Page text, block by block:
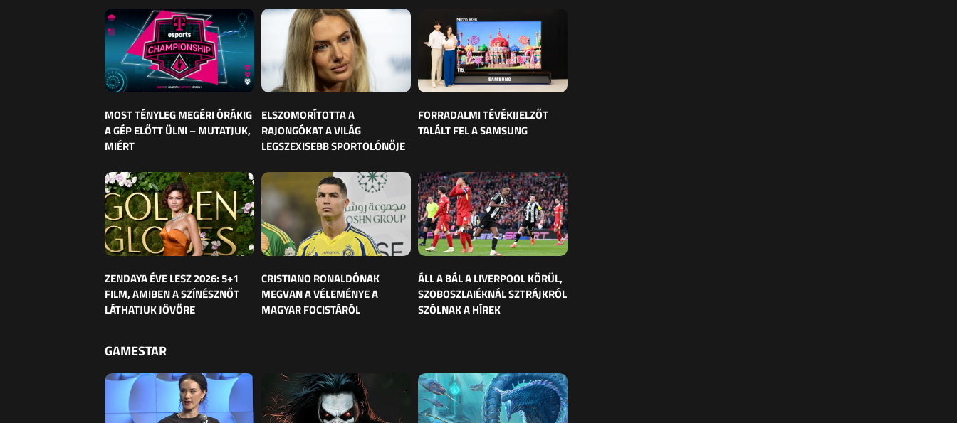
MOST TÉNYLEG MEGÉRI ÓRÁKIG
A GÉP ELŐTT ÜLNI – MUTATJUK,
MIÉRT
ELSZOMORÍTOTTA A
RAJONGÓKAT A VILÁG
LEGSZEXISEBB SPORTOLÓNŐJE
FORRADALMI TÉVÉKIJELZŐT
TALÁLT FEL A SAMSUNG
ZENDAYA ÉVE LESZ 2026: 5+1
FILM, AMIBEN A SZÍNÉSZNŐT
LÁTHATJUK JÖVŐRE
CRISTIANO RONALDÓNAK
MEGVAN A VÉLEMÉNYE A
MAGYAR FOCISTÁRÓL
ÁLL A BÁL A LIVERPOOL KÖRÜL,
SZOBOSZLAIÉKNÁL SZTRÁJKRÓL
SZÓLNAK A HÍREK
GAMESTAR